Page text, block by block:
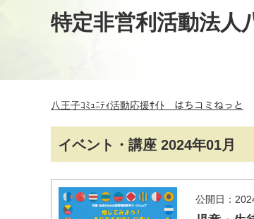
特定非営利活動法人
八王子ｺﾐｭﾆﾃｨ活動応援ｻｲﾄ はちコミねっと
イベント・講座 2024年01月
公開日：